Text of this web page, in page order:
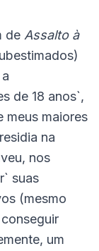
de Assalto à
de 18 anos`,
meus maiores
na
nos
suas
(mesmo
um